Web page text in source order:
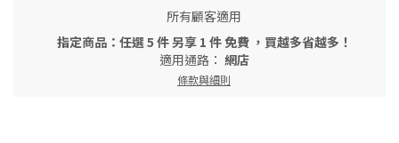
所有顧客適用
指定商品：任選 5 件 另享 1 件 免費 ，買越多省越多！
適用通路： 網店
條款與細則